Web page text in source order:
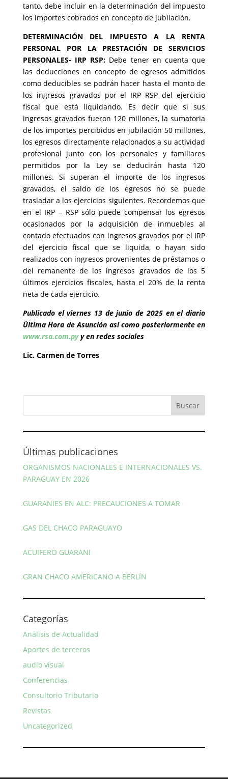
tanto, debe incluir en la determinación del impuesto
los importes cobrados en concepto de jubilación.
DETERMINACIÓN DEL IMPUESTO A LA RENTA
PERSONAL POR LA PRESTACIÓN DE SERVICIOS
PERSONALES- IRP RSP: Debe tener en cuenta que
las deducciones en concepto de egresos admitidos
como deducibles se podrán hacer hasta el monto de
los ingresos gravados por el IRP RSP del ejercicio
fiscal que está liquidando. Es decir que si sus
ingresos gravados fueron 120 millones, la sumatoria
de los importes percibidos en jubilación 50 millones,
los egresos directamente relacionados a su actividad
profesional junto con los personales y familiares
permitidos por la Ley se deducirán hasta 120
millones. Si superan el importe de los ingresos
gravados, el saldo de los egresos no se puede
trasladar a los ejercicios siguientes. Recordemos que
en el IRP – RSP sólo puede compensar los egresos
ocasionados por la adquisición de inmuebles al
contado efectuados con ingresos gravados por el IRP
del ejercicio fiscal que se liquida, o hayan sido
realizados con ingresos provenientes de préstamos o
del remanente de los ingresos gravados de los 5
últimos ejercicios fiscales, hasta el 20% de la renta
neta de cada ejercicio.
Publicado el viernes 13 de junio de 2025 en el diario
Última Hora de Asunción así como posteriormente en
www.rsa.com.pyy en redes sociales
Lic. Carmen de Torres
Últimas publicaciones
ORGANISMOS NACIONALES E INTERNACIONALES VS.
PARAGUAY EN 2026
GUARANIES EN ALC: PRECAUCIONES A TOMAR
GAS DEL CHACO PARAGUAYO
ACUIFERO GUARANI
GRAN CHACO AMERICANO A BERLÍN
Categorías
Análisis de Actualidad
Aportes de terceros
audio visual
Conferencias
Consultorio Tributario
Revistas
Uncategorized